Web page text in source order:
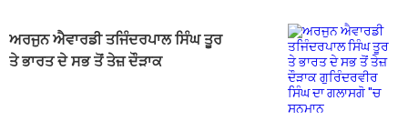
ਅਰਜੁਨ ਐਵਾਰਡੀ ਤਜਿੰਦਰਪਾਲ ਸਿੰਘ ਤੂਰ
ਤੇ ਭਾਰਤ ਦੇ ਸਭ ਤੋਂ ਤੇਜ਼ ਦੌੜਾਕ